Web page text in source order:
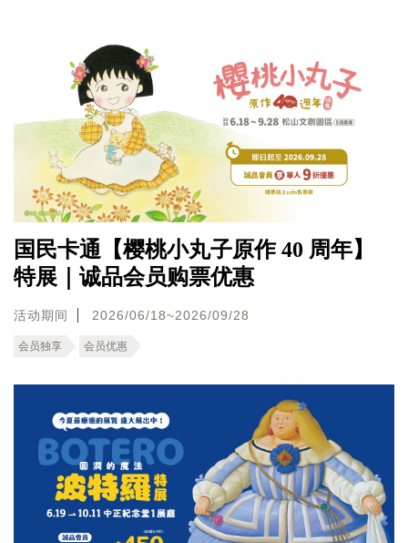
国民卡通【樱桃小丸子原作 40 周年】
特展｜诚品会员购票优惠
活动期间 2026/06/18~2026/09/28
会员独享 会员优惠